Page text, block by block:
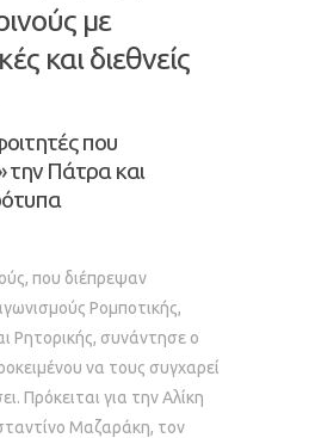
με
και διεθνείς
που
την Πάτρα και
που διέπρεψαν
Ρομποτικής,
Ρητορικής, συνάντησε ο
να τους συγχαρεί
Πρόκειται για την Αλίκη
Μαζαράκη, τον